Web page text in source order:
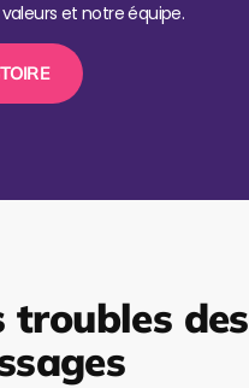
et notre équipe.
troubles des